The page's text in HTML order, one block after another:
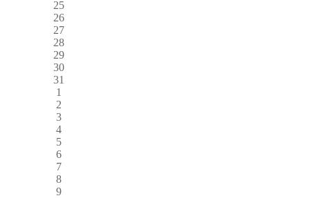
25
26
27
28
29
30
31
1
2
3
4
5
6
7
8
9